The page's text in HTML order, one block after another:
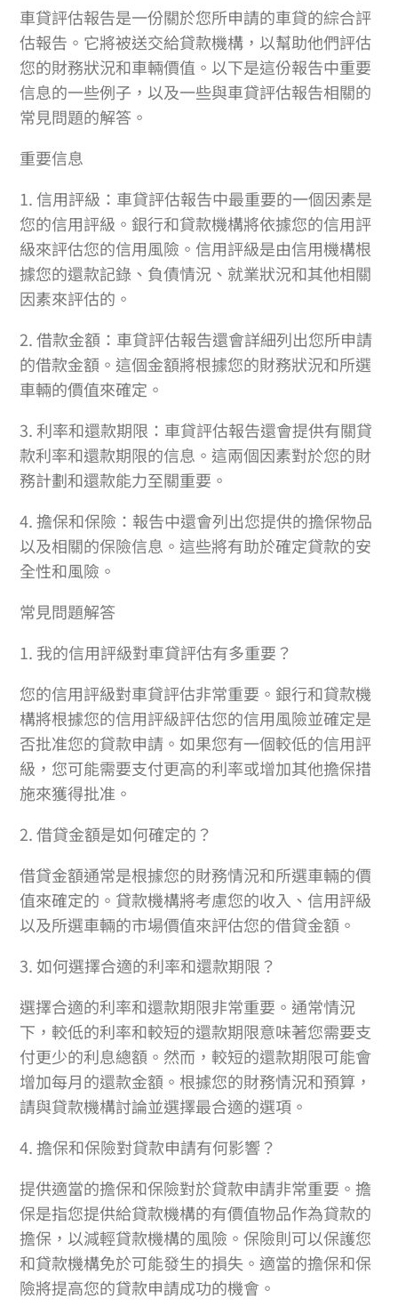
車貸評估報告是一份關於您所申請的車貸的綜合評
估報告。它將被送交給貸款機構，以幫助他們評估
您的財務狀況和車輛價值。以下是這份報告中重要
信息的一些例子，以及一些與車貸評估報告相關的
常見問題的解答。
重要信息
1. 信用評級：車貸評估報告中最重要的一個因素是
您的信用評級。銀行和貸款機構將依據您的信用評
級來評估您的信用風險。信用評級是由信用機構根
據您的還款記錄、負債情況、就業狀況和其他相關
因素來評估的。
2. 借款金額：車貸評估報告還會詳細列出您所申請
的借款金額。這個金額將根據您的財務狀況和所選
車輛的價值來確定。
3. 利率和還款期限：車貸評估報告還會提供有關貸
款利率和還款期限的信息。這兩個因素對於您的財
務計劃和還款能力至關重要。
4. 擔保和保險：報告中還會列出您提供的擔保物品
以及相關的保險信息。這些將有助於確定貸款的安
全性和風險。
常見問題解答
1. 我的信用評級對車貸評估有多重要？
您的信用評級對車貸評估非常重要。銀行和貸款機
構將根據您的信用評級評估您的信用風險並確定是
否批准您的貸款申請。如果您有一個較低的信用評
級，您可能需要支付更高的利率或增加其他擔保措
施來獲得批准。
2. 借貸金額是如何確定的？
借貸金額通常是根據您的財務情況和所選車輛的價
值來確定的。貸款機構將考慮您的收入、信用評級
以及所選車輛的市場價值來評估您的借貸金額。
3. 如何選擇合適的利率和還款期限？
選擇合適的利率和還款期限非常重要。通常情況
下，較低的利率和較短的還款期限意味著您需要支
付更少的利息總額。然而，較短的還款期限可能會
增加每月的還款金額。根據您的財務情況和預算，
請與貸款機構討論並選擇最合適的選項。
4. 擔保和保險對貸款申請有何影響？
提供適當的擔保和保險對於貸款申請非常重要。擔
保是指您提供給貸款機構的有價值物品作為貸款的
擔保，以減輕貸款機構的風險。保險則可以保護您
和貸款機構免於可能發生的損失。適當的擔保和保
險將提高您的貸款申請成功的機會。